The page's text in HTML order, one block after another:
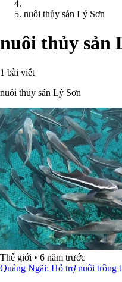
nuôi thủy sản Lý Sơn
nuôi thủy sản
1 bài viết
nuôi thủy sản Lý Sơn
Thế giới • 6 năm trước
Quảng Ngãi: Hỗ trợ nuôi trồng